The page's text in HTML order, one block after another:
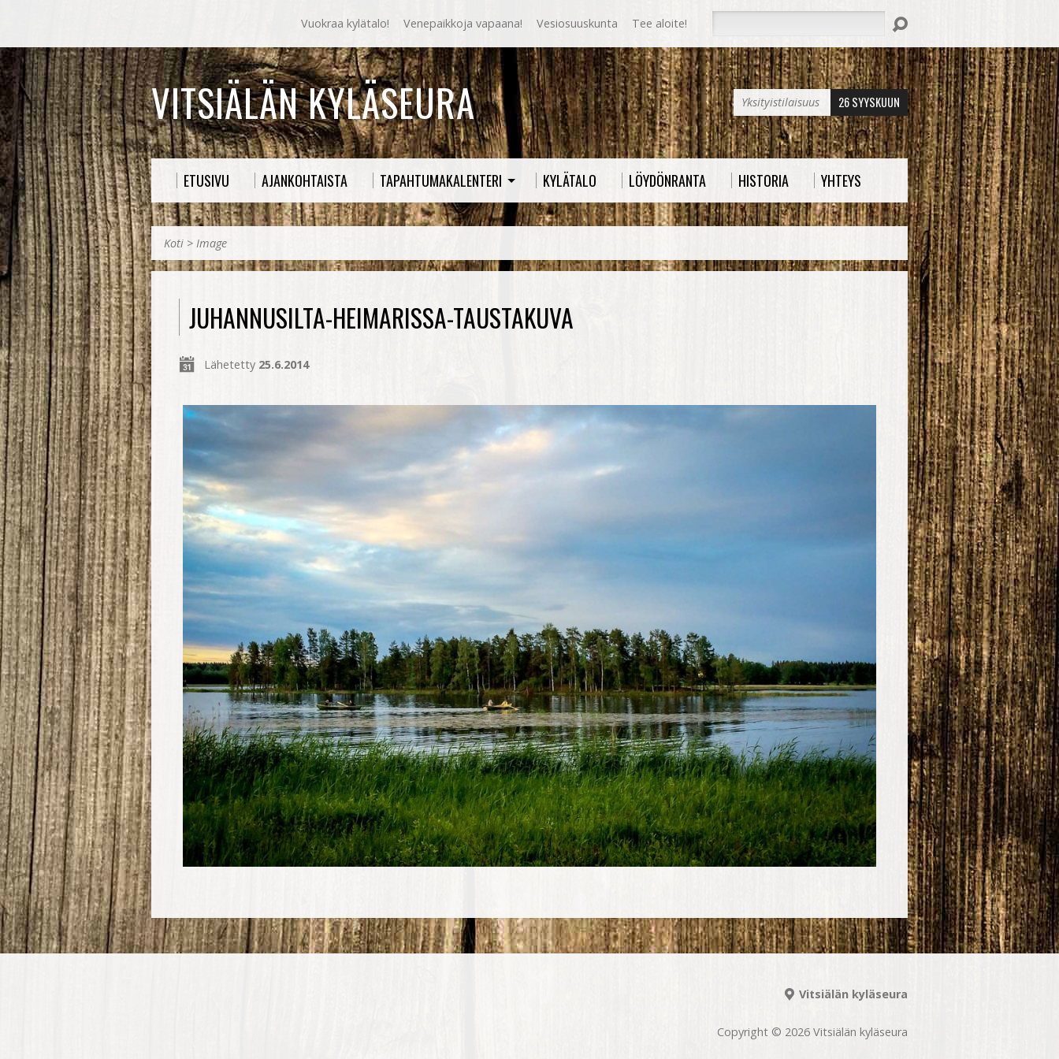
Vuokraa kylätalo! Venepaikkoja vapaana! Vesiosuuskunta Tee aloite!
VITSIÄLÄN KYLÄSEURA Yksityistilaisuus 26 SYYSKUUN
ETUSIVU AJANKOHTAISTA TAPAHTUMAKALENTERI KYLÄTALO LÖYDÖNRANTA HISTORIA YHTEYS
Koti > Image
JUHANNUSILTA-HEIMARISSA-TAUSTAKUVA
Lähetetty 25.6.2014
Vitsiälän kyläseura
Copyright © 2026 Vitsiälän kyläseura